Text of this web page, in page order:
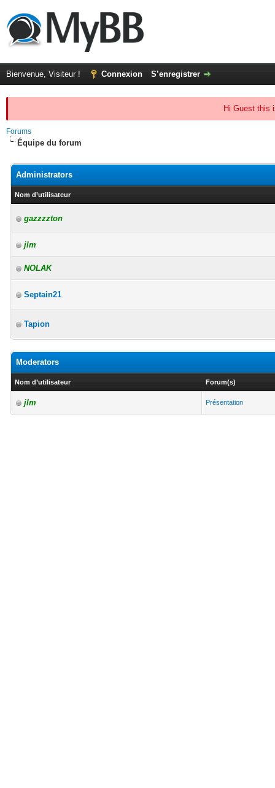
Bienvenue, Visiteur ! Connexion S’enregistrer
Hi Guest this
Forums
Équipe du forum
Administrators
Nom d’utilisateur
gazzzzton
jlm
NOLAK
Septain21
Tapion
Moderators
Nom d’utilisateur Forum(s)
jlm Présentation